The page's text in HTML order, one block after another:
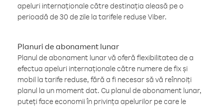
apeluri internaționale către destinația aleasă pe o
perioadă de 30 de zile la tarifele reduse Viber.
Planuri de abonament lunar
Planul de abonament lunar vă oferă flexibilitatea de a
efectua apeluri internaționale către numere de fix și
mobil la tarife reduse, fără a fi necesar să vă reînnoiți
planul la un moment dat. Cu planul de abonament lunar,
puteți face economii în privința apelurilor pe care le